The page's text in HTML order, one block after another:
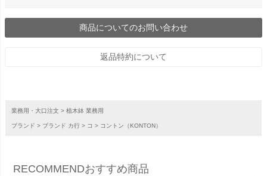
商品についてのお問い合わせ
返品特約について
業務用・大口注文 植木鉢 業務用
ブランド ブランド カ行 コ コントン（KONTON）
RECOMMENDおすすめ商品